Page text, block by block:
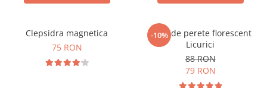
Clepsidra magnetica
75 RON
-10%
Ceas de perete florescent
Licurici
88 RON
79 RON